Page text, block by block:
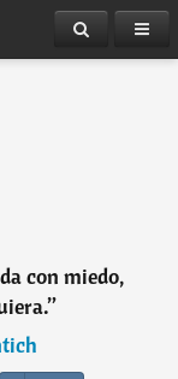
con miedo,
”